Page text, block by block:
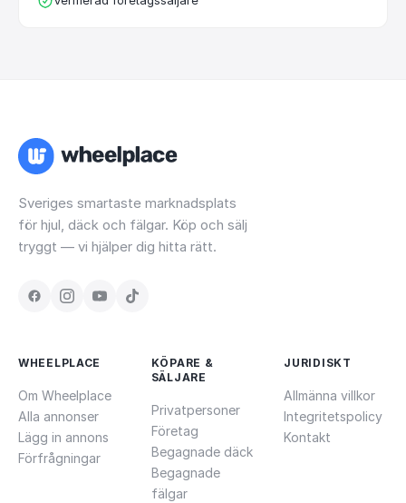
Sveriges smartaste marknadsplats
för hjul, däck och fälgar. Köp och sälj
tryggt — vi hjälper dig hitta rätt.
WHEELPLACE
Om Wheelplace
Alla annonser
Lägg in annons
Förfrågningar
KÖPARE &
SÄLJARE
Privatpersoner
Företag
Begagnade däck
Begagnade
fälgar
JURIDISKT
Allmänna villkor
Integritetspolicy
Kontakt